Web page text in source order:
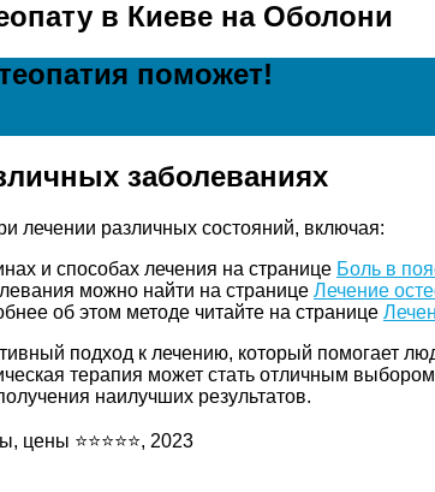
в Киеве на Оболони
поможет!
заболеваниях
лечении различных состояний, включая:
и способах лечения на странице Боль в
можно найти на странице Лечение
об этом методе читайте на странице
подход к лечению, который помогает
терапия может стать отличным
наилучших результатов.
⭐⭐⭐⭐⭐, 2023